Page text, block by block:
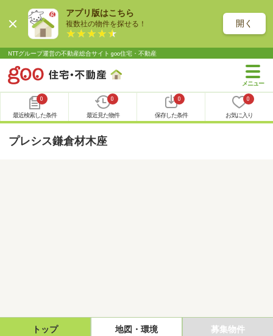
アプリ版はこちら
複数社の物件を探せる！ 開く
NTTグループ運営の不動産総合サイト goo住宅・不動産
0
最近検索した条件
0
最近見た物件
0
保存した条件
0
お気に入り
プレシス鎌倉材木座
トップ 地図・環境 募集物件